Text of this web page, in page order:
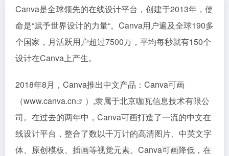
Canva是全球领先的在线设计平台，创建于2013年，使
命是“赋予世界设计的力量“。Canva用户遍及全球190多
个国家，月活跃用户超过7500万，平均每秒就有150个
设计在Canva上产生。
2018年8月，Canva推出中文产品：Canva可画
（www.canva.cn
）,隶属于北京咖瓦信息技术有限公
司。在过去的两年中，Canva可画打造了一流的中文在
线设计平台，整合了数以千万计的高清图片、中英文字
体、原创模板、插画等视觉元素。Canva可画降低，在